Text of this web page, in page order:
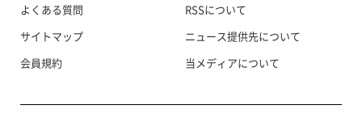
よくある質問
サイトマップ
会員規約
RSSについて
ニュース提供先について
当メディアについて